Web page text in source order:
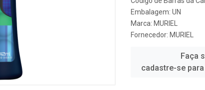
Embalagem: UN
Marca: MURIEL
Fornecedor: MURIEL
Faça
cadastre-se